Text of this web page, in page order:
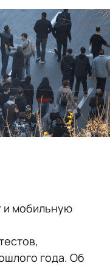
и мобильную
года. Об